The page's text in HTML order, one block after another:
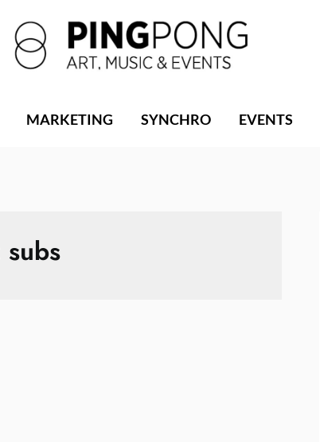
MARKETING SYNCHRO EVENTS
subs